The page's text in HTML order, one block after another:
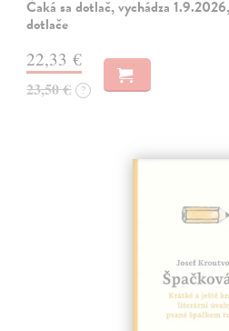
Čaká sa dotlač, vychádza
dotlače
22,33 €
23,50 € ?